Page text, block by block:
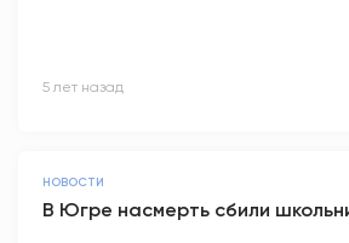
5 лет назад
НОВОСТИ
В Югре насмерть сбили